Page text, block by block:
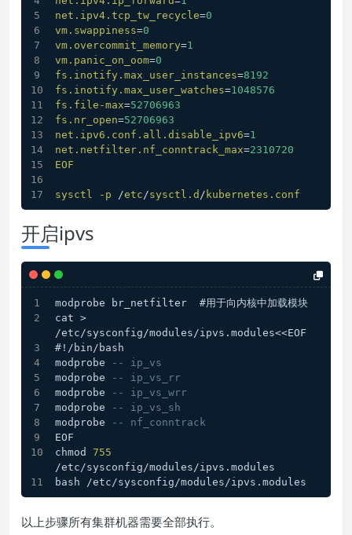
net.ipv4.tcp_tw_recycle=0
vm.swappiness=0
vm.overcommit_memory=1
vm.panic_on_oom=0
fs.inotify.max_user_instances=8192
fs.inotify.max_user_watches=1048576
fs.file-max=52706963
fs.nr_open=52706963
net.ipv6.conf.all.disable_ipv6=1
net.netfilter.nf_conntrack_max=2310720
EOF
sysctl -p /etc/sysctl.d / kubernetes.conf
开启ipvs
modprobe br_netfilter  #用于向内核中加载模块
cat >
/etc/sysconfig/modules/ipvs.modules<<EOF
#!/bin/bash
modprobe
-- ip_vs
modprobe
-- ip_vs_rr
modprobe
-- ip_vs_wrr
modprobe
-- ip_vs_sh
modprobe
-- nf_conntrack
EOF
chmod 755
/etc/sysconfig/modules/ipvs.modules
bash /etc/sysconfig/modules/ipvs.modules
以上步骤所有集群机器需要全部执行。